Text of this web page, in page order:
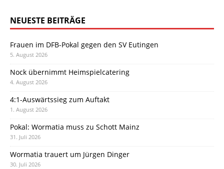
NEUESTE BEITRÄGE
Frauen im DFB-Pokal gegen den SV Eutingen
5. August 2026
Nock übernimmt Heimspielcatering
4. August 2026
4:1-Auswärtssieg zum Auftakt
1. August 2026
Pokal: Wormatia muss zu Schott Mainz
31. Juli 2026
Wormatia trauert um Jürgen Dinger
30. Juli 2026